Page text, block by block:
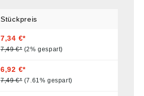
Stückpreis
7,34 €*
7,49 €* (2% gespart)
6,92 €*
7,49 €* (7.61% gespart)